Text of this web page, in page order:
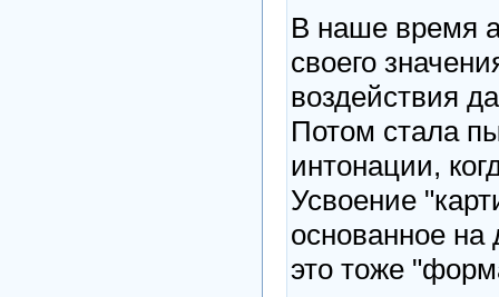
В наше время
своего
воздействия
Потом стала
интонации,
Усвоение
основанное
это тоже